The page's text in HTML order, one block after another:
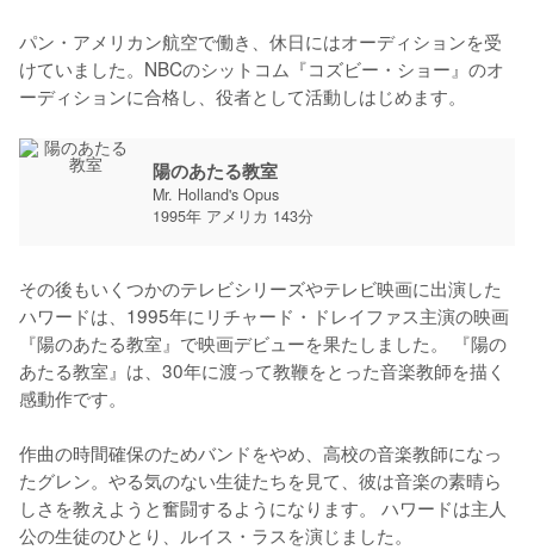
パン・アメリカン航空で働き、休日にはオーディションを受
けていました。NBCのシットコム『コズビー・ショー』のオ
ーディションに合格し、役者として活動しはじめます。
陽のあたる教室
Mr. Holland's Opus
1995年 アメリカ 143分
その後もいくつかのテレビシリーズやテレビ映画に出演した
ハワードは、1995年にリチャード・ドレイファス主演の映画
『陽のあたる教室』で映画デビューを果たしました。 『陽の
あたる教室』は、30年に渡って教鞭をとった音楽教師を描く
感動作です。
作曲の時間確保のためバンドをやめ、高校の音楽教師になっ
たグレン。やる気のない生徒たちを見て、彼は音楽の素晴ら
しさを教えようと奮闘するようになります。 ハワードは主人